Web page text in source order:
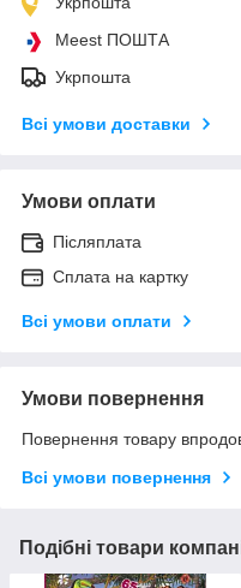
Meest ПОШТА
Укрпошта
Всі умови доставки
Умови оплати
Післяплата
Сплата на картку
Всі умови оплати
Умови повернення
Повернення товару
Всі умови повернення
Подібні товари